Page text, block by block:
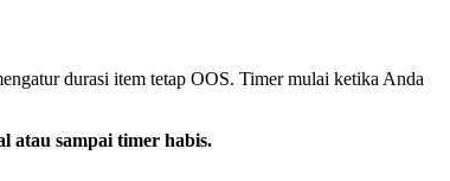
durasi item tetap OOS. Timer mulai ketika Anda
atau sampai timer habis.